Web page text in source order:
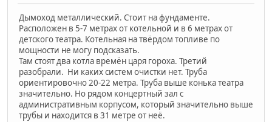
Дымоход металлический. Стоит на фундаменте.
Расположен в 5-7 метрах от котельной и в 6 метрах от
детского театра. Котельная на твёрдом топливе по
мощности не могу подсказать.
Там стоят два котла времён царя гороха. Третий
разобрали. Ни каких систем очистки нет. Труба
ориентировочно 20-22 метра. Труба выше конька театра
значительно. Но рядом концертный зал с
административным корпусом, который значительно выше
трубы и находится в 31 метре от неё.